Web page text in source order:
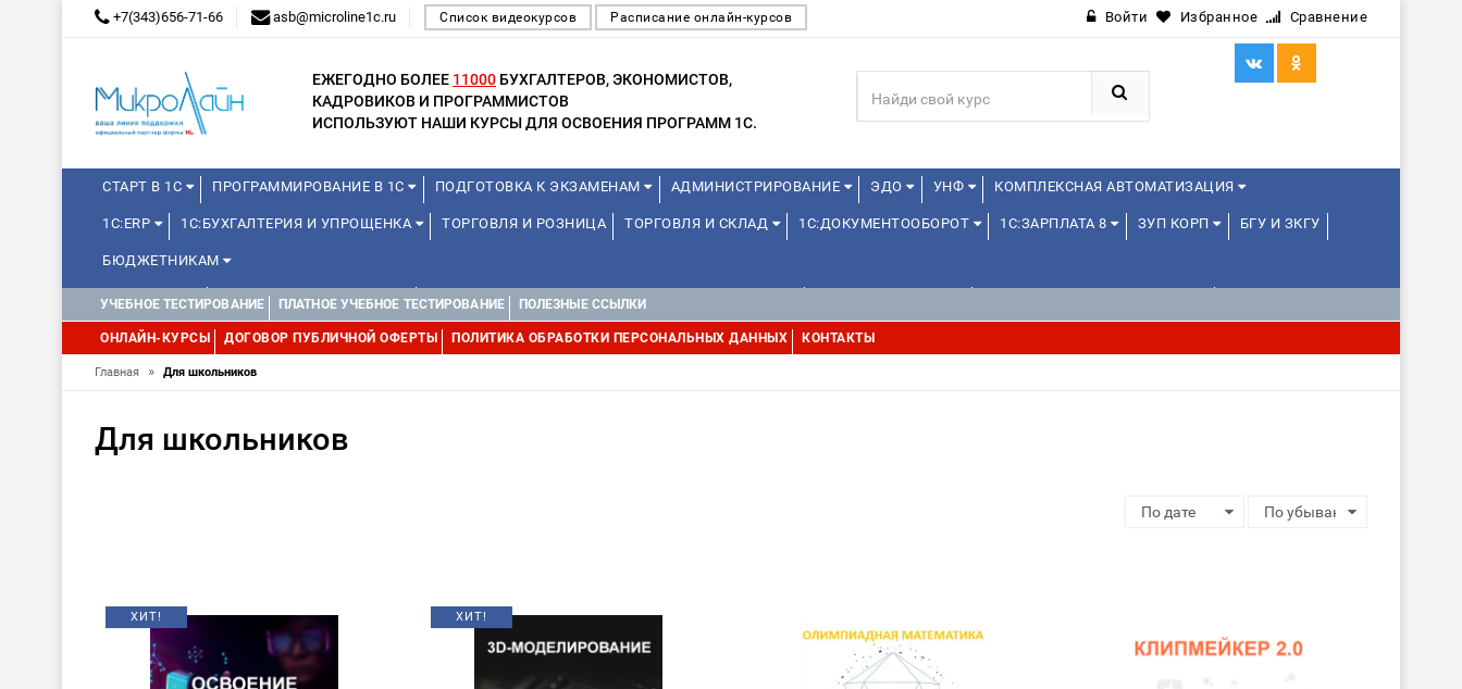
+7(343)656-71-66 asb@microline1c.ru Список видеокурсов Расписание онлайн-курсов Войти Избранное Сравнение
ЕЖЕГОДНО БОЛЕЕ 11000 БУХГАЛТЕРОВ, ЭКОНОМИСТОВ,
КАДРОВИКОВ И ПРОГРАММИСТОВ
ИСПОЛЬЗУЮТ НАШИ КУРСЫ ДЛЯ ОСВОЕНИЯ ПРОГРАММ 1С.
СТАРТ В 1С ПРОГРАММИРОВАНИЕ В 1С ПОДГОТОВКА К ЭКЗАМЕНАМ АДМИНИСТРИРОВАНИЕ ЭДО УНФ КОМПЛЕКСНАЯ АВТОМАТИЗАЦИЯ
1С:ERP 1С:БУХГАЛТЕРИЯ И УПРОЩЕНКА ТОРГОВЛЯ И РОЗНИЦА ТОРГОВЛЯ И СКЛАД 1С:ДОКУМЕНТООБОРОТ 1С:ЗАРПЛАТА 8 ЗУП КОРП БГУ И ЗКГУ
БЮДЖЕТНИКАМ
МИНИ-КУРСЫ КУРСЫ ДЛЯ ШКОЛЬНИКОВ КУРСЫ ДЛЯ ПРЕПОДАВАТЕЛЕЙ ШКОЛЬНЫХ КУРСОВ
УПРАВЛЕНИЕ ПРОЕКТАМИ УПРАВЛЕНЦАМ МИНИ-КУРСЫ (ПРОФЕССИОНАЛЬНЫЕ ПРОБЫ) 4-6 ЧАСОВ ОТ 12 ЛЕТ
УЧЕБНОЕ ТЕСТИРОВАНИЕ ПЛАТНОЕ УЧЕБНОЕ ТЕСТИРОВАНИЕ ПОЛЕЗНЫЕ ССЫЛКИ
ОНЛАЙН-КУРСЫ ДОГОВОР ПУБЛИЧНОЙ ОФЕРТЫ ПОЛИТИКА ОБРАБОТКИ ПЕРСОНАЛЬНЫХ ДАННЫХ КОНТАКТЫ
Главная » Для школьников
Для школьников
ХИТ! ХИТ!